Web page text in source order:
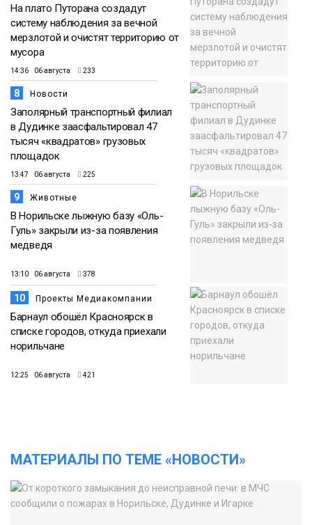
На плато Путорана создадут
систему наблюдения за вечной
мерзлотой и очистят территорию от
мусора
14:36 06 августа 233
8 Новости
Заполярный транспортный филиал
в Дудинке заасфальтировал 47
тысяч «квадратов» грузовых
площадок
13:47 06 августа 225
9 Животные
В Норильске лыжную базу «Оль-
Гуль» закрыли из-за появления
медведя
13:10 06 августа 378
10 Проекты Медиакомпании
Барнаул обошёл Красноярск в
списке городов, откуда приехали
норильчане
12:25 06 августа 421
МАТЕРИАЛЫ ПО ТЕМЕ «НОВОСТИ»